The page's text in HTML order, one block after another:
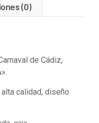
(0)
de Cádiz,
calidad, diseño